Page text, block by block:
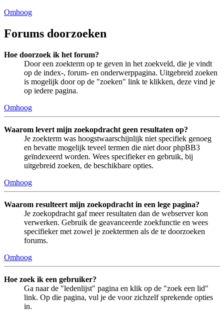
Omhoog
Forums doorzoeken
Hoe doorzoek ik het forum?
Door een zoekterm op te geven in het zoekveld, die je vindt
op de index-, forum- en onderwerppagina. Uitgebreid zoeken
is mogelijk door op de "zoeken" link te klikken, deze vind je
op iedere pagina.
Omhoog
Waarom levert mijn zoekopdracht geen resultaten op?
Je zoekterm was hoogstwaarschijnlijk niet specifiek genoeg
en bevatte mogelijk teveel termen die niet door phpBB3
geïndexeerd worden. Wees specifieker en gebruik, bij
uitgebreid zoeken, de beschikbare opties.
Omhoog
Waarom resulteert mijn zoekopdracht in een lege pagina?
Je zoekopdracht gaf meer resultaten dan de webserver kon
verwerken. Gebruik de geavanceerde zoekfunctie en wees
specifieker met zowel je zoektermen als de te doorzoeken
forums.
Omhoog
Hoe zoek ik een gebruiker?
Ga naar de "ledenlijst" pagina en klik op de "zoek een lid"
link. Op die pagina, vul je de voor zichzelf sprekende opties
in.